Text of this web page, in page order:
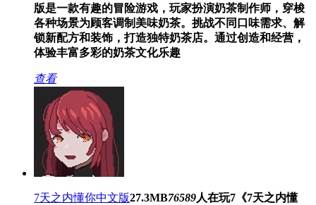
版是一款有趣的冒险游戏，玩家扮演奶茶制作师，穿梭
各种场景为顾客调制美味奶茶。挑战不同口味需求、解
锁新配方和装饰，打造独特奶茶店。通过创造和经营，
体验丰富多彩的奶茶文化乐趣
查看
7天之内懂你中文版27.3MB76589人在玩7《7天之内懂